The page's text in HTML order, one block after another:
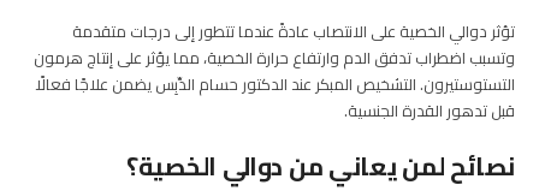
تؤثر دوالي الخصية على الانتصاب عادةً عندما تتطور إلى درجات متقدمة
وتسبب اضطراب تدفق الدم وارتفاع حرارة الخصية، مما يؤثر على إنتاج هرمون
التستوستيرون. التشخيص المبكر عند الدكتور حسام الدِّبِس يضمن علاجًا فعالًا
قبل تدهور القدرة الجنسية.
نصائح لمن يعاني من دوالي الخصية؟